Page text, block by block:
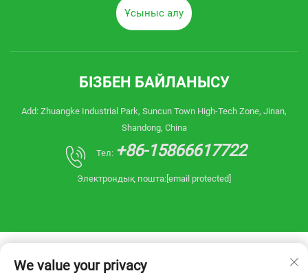
Ұсыныс алу
БІЗБЕН БАЙЛАНЫСУ
Add: Zhuangke Industrial Park, Suncun Town High-Tech Zone, Jinan,
Shandong, China
Тел: +86-15866617722
Электрондық пошта: [email protected]
We value your privacy